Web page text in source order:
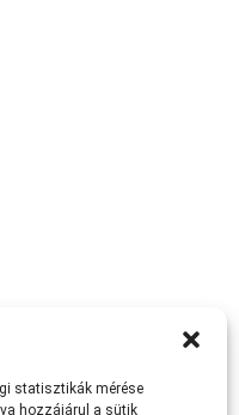
statisztikák mérése
hozzájárul a sütik